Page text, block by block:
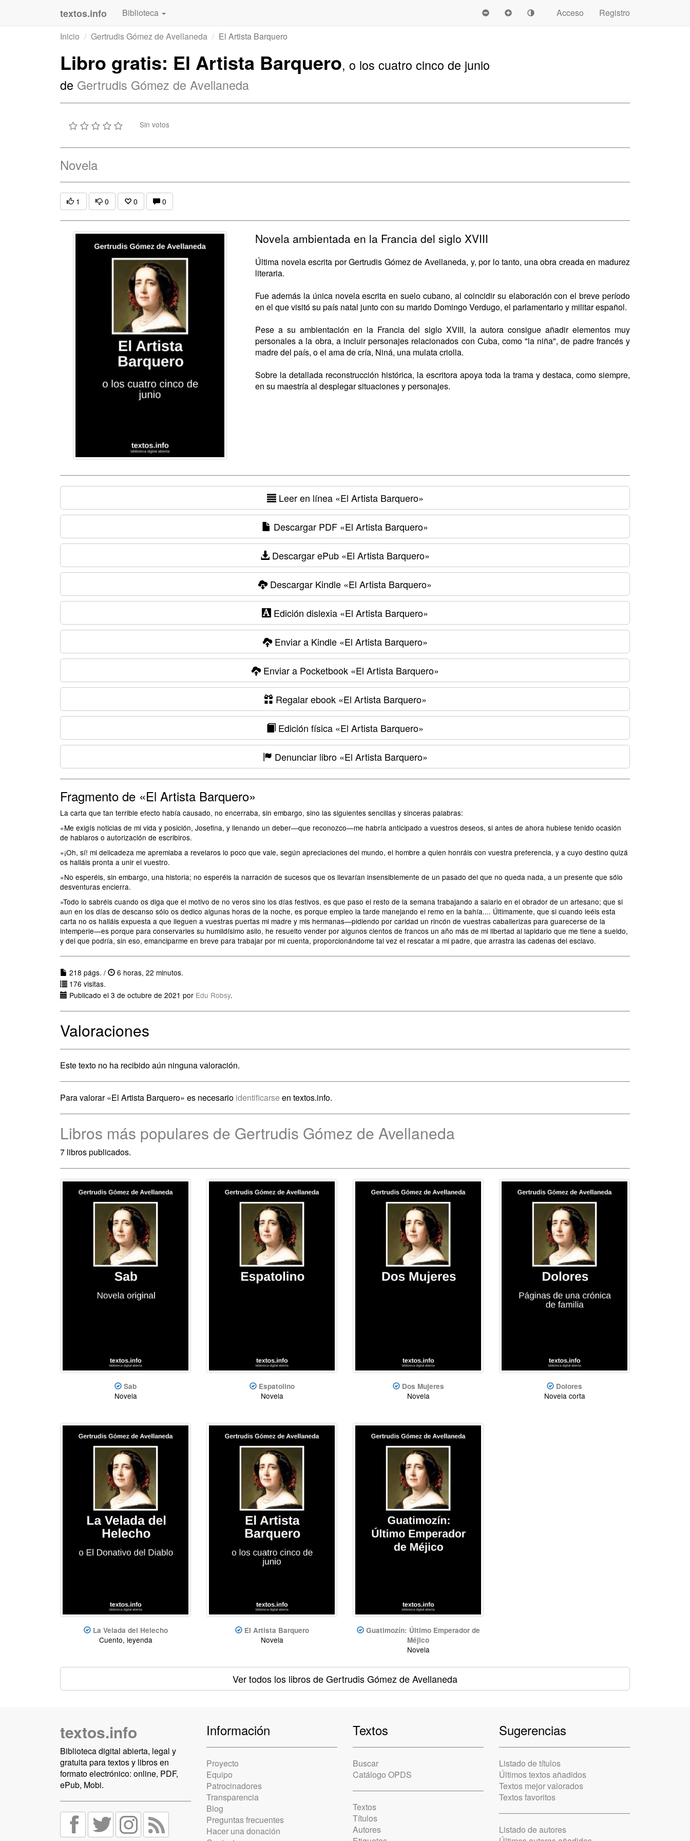
textos.info Biblioteca Acceso
Registro
Inicio
Gertrudis Gómez de Avellaneda El Artista Barquero
Libro gratis: El Artista Barquero, o los cuatro cinco de junio
de Gertrudis Gómez de Avellaneda
Sin votos
Novela
1 0 0 0
Novela ambientada en la Francia del siglo XVIII
Última novela escrita por Gertrudis Gómez de Avellaneda, y, por lo tanto, una obra creada en madurez
literaria.
Fue además la única novela escrita en suelo cubano, al coincidir su elaboración con el breve período
en el que visitó su país natal junto con su marido Domingo Verdugo, el parlamentario y militar español.
Pese a su ambientación en la Francia del siglo XVIII, la autora consigue añadir elementos muy
personales a la obra, a incluir personajes relacionados con Cuba, como "la niña", de padre francés y
madre del país, o el ama de cría, Niná, una mulata criolla.
Sobre la detallada reconstrucción histórica, la escritora apoya toda la trama y destaca, como siempre,
en su maestría al desplegar situaciones y personajes.
Leer en línea«El Artista Barquero»
Descargar PDF «El Artista Barquero»
Descargar ePub «El Artista Barquero»
Descargar Kindle «El Artista Barquero»
Edición dislexia «El Artista Barquero»
Enviar a Kindle«El Artista Barquero»
Enviar a Pocketbook«El Artista Barquero»
Regalar ebook«El Artista Barquero»
Edición física «El Artista Barquero»
Denunciar libro«El Artista Barquero»
Fragmento de «El Artista Barquero»
La carta que tan terrible efecto había causado, no encerraba, sin embargo, sino las siguientes sencillas y sinceras palabras:
«Me exigís noticias de mi vida y posición, Josefina, y llenando un deber—que reconozco—me habría anticipado a vuestros deseos, si antes de ahora hubiese tenido ocasión
de hablaros o autorización de escribiros.
»¡Oh, sí! mi delicadeza me apremiaba a revelaros lo poco que vale, según apreciaciones del mundo, el hombre a quien honráis con vuestra preferencia, y a cuyo destino quizá
os halláis pronta a unir el vuestro.
»No esperéis, sin embargo, una historia; no esperéis la narración de sucesos que os llevarían insensiblemente de un pasado del que no queda nada, a un presente que sólo
desventuras encierra.
»Todo lo sabréis cuando os diga que el motivo de no veros sino los días festivos, es que paso el resto de la semana trabajando a salario en el obrador de un artesano; que si
aun en los días de descanso sólo os dedico algunas horas de la noche, es porque empleo la tarde manejando el remo en la bahía.... Últimamente, que si cuando leéis esta
carta no os halláis expuesta a que lleguen a vuestras puertas mi madre y mis hermanas—pidiendo por caridad un rincón de vuestras caballerizas para guarecerse de la
intemperie—es porque para conservarles su humildísimo asilo, he resuelto vender por algunos cientos de francos un año más de mi libertad al lapidario que me tiene a sueldo,
y del que podría, sin eso, emanciparme en breve para trabajar por mi cuenta, proporcionándome tal vez el rescatar a mi padre, que arrastra las cadenas del esclavo.
218 págs. /
6 horas, 22 minutos.
176 visitas.
Publicado el 3 de octubre de 2021 por Edu Robsy.
Valoraciones
Este texto no ha recibido aún ninguna valoración.
Para valorar «El Artista Barquero» es necesario identificarse en textos.info.
Libros más populares de Gertrudis Gómez de Avellaneda
7 libros publicados.
Sab
Novela
Espatolino
Novela
Dos Mujeres
Novela
Dolores
Novela corta
La Velada del Helecho
Cuento, leyenda
El Artista Barquero
Novela
Guatimozín: Último Emperador de
Méjico
Novela
Ver todos los librosde Gertrudis Gómez de Avellaneda
textos.info
Biblioteca digital abierta, legal y
gratuita para textos y libros en
formato electrónico: online, PDF,
ePub, Mobi.
Información
Proyecto
Equipo
Patrocinadores
Transparencia
Blog
Preguntas frecuentes
Hacer una donación
Textos
Buscar
Catálogo OPDS
Textos
Títulos
Autores
Sugerencias
Listado de títulos
Últimos textos añadidos
Textos mejor valorados
Textos favoritos
Listado de autores